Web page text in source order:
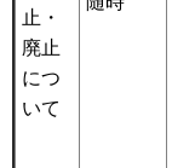
止・
廃止
につ
いて